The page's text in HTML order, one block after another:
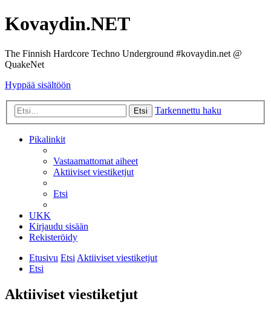
Kovaydin.NET
The Finnish Hardcore Techno Underground #kovaydin.net @
QuakeNet
Hyppää sisältöön
Etsi Tarkennettu haku
Pikalinkit
Vastaamattomat aiheet
Aktiiviset viestiketjut
Etsi
UKK
Kirjaudu sisään
Rekisteröidy
Etusivu EtsiAktiiviset viestiketjut
Etsi
Aktiiviset viestiketjut